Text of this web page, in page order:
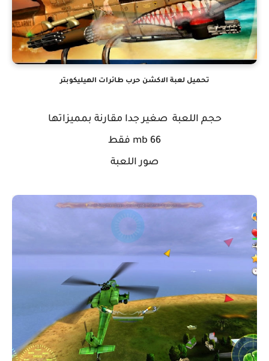
تحميل لعبة الاكشن حرب طائرات الهيليكوبتر
حجم اللعبة صغير جدا مقارنة بمميزاتها
66 mb فقط
صور اللعبة